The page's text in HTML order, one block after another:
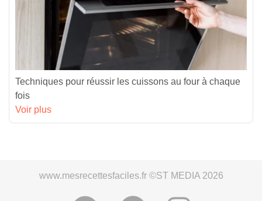
Techniques pour réussir les cuissons au four à chaque
fois
Voir plus
www.mesrecettesfaciles.fr ©ST MEDIA 2026